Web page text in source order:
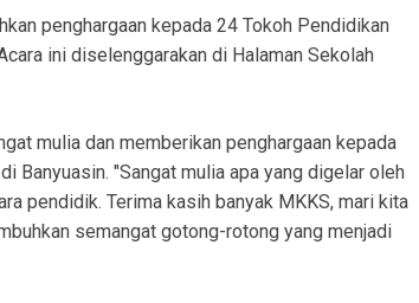
penghargaan kepada 24 Tokoh Pendidikan
ini diselenggarakan di Halaman Sekolah
mulia dan memberikan penghargaan kepada
Banyuasin. "Sangat mulia apa yang digelar oleh
pendidik. Terima kasih banyak MKKS, mari kita
semangat gotong-rotong yang menjadi